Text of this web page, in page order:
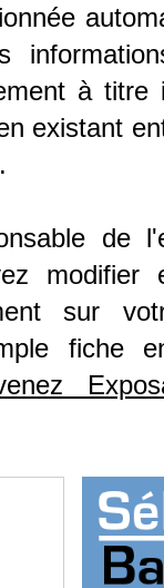
à titre
existant
de
modifier
sur
fiche